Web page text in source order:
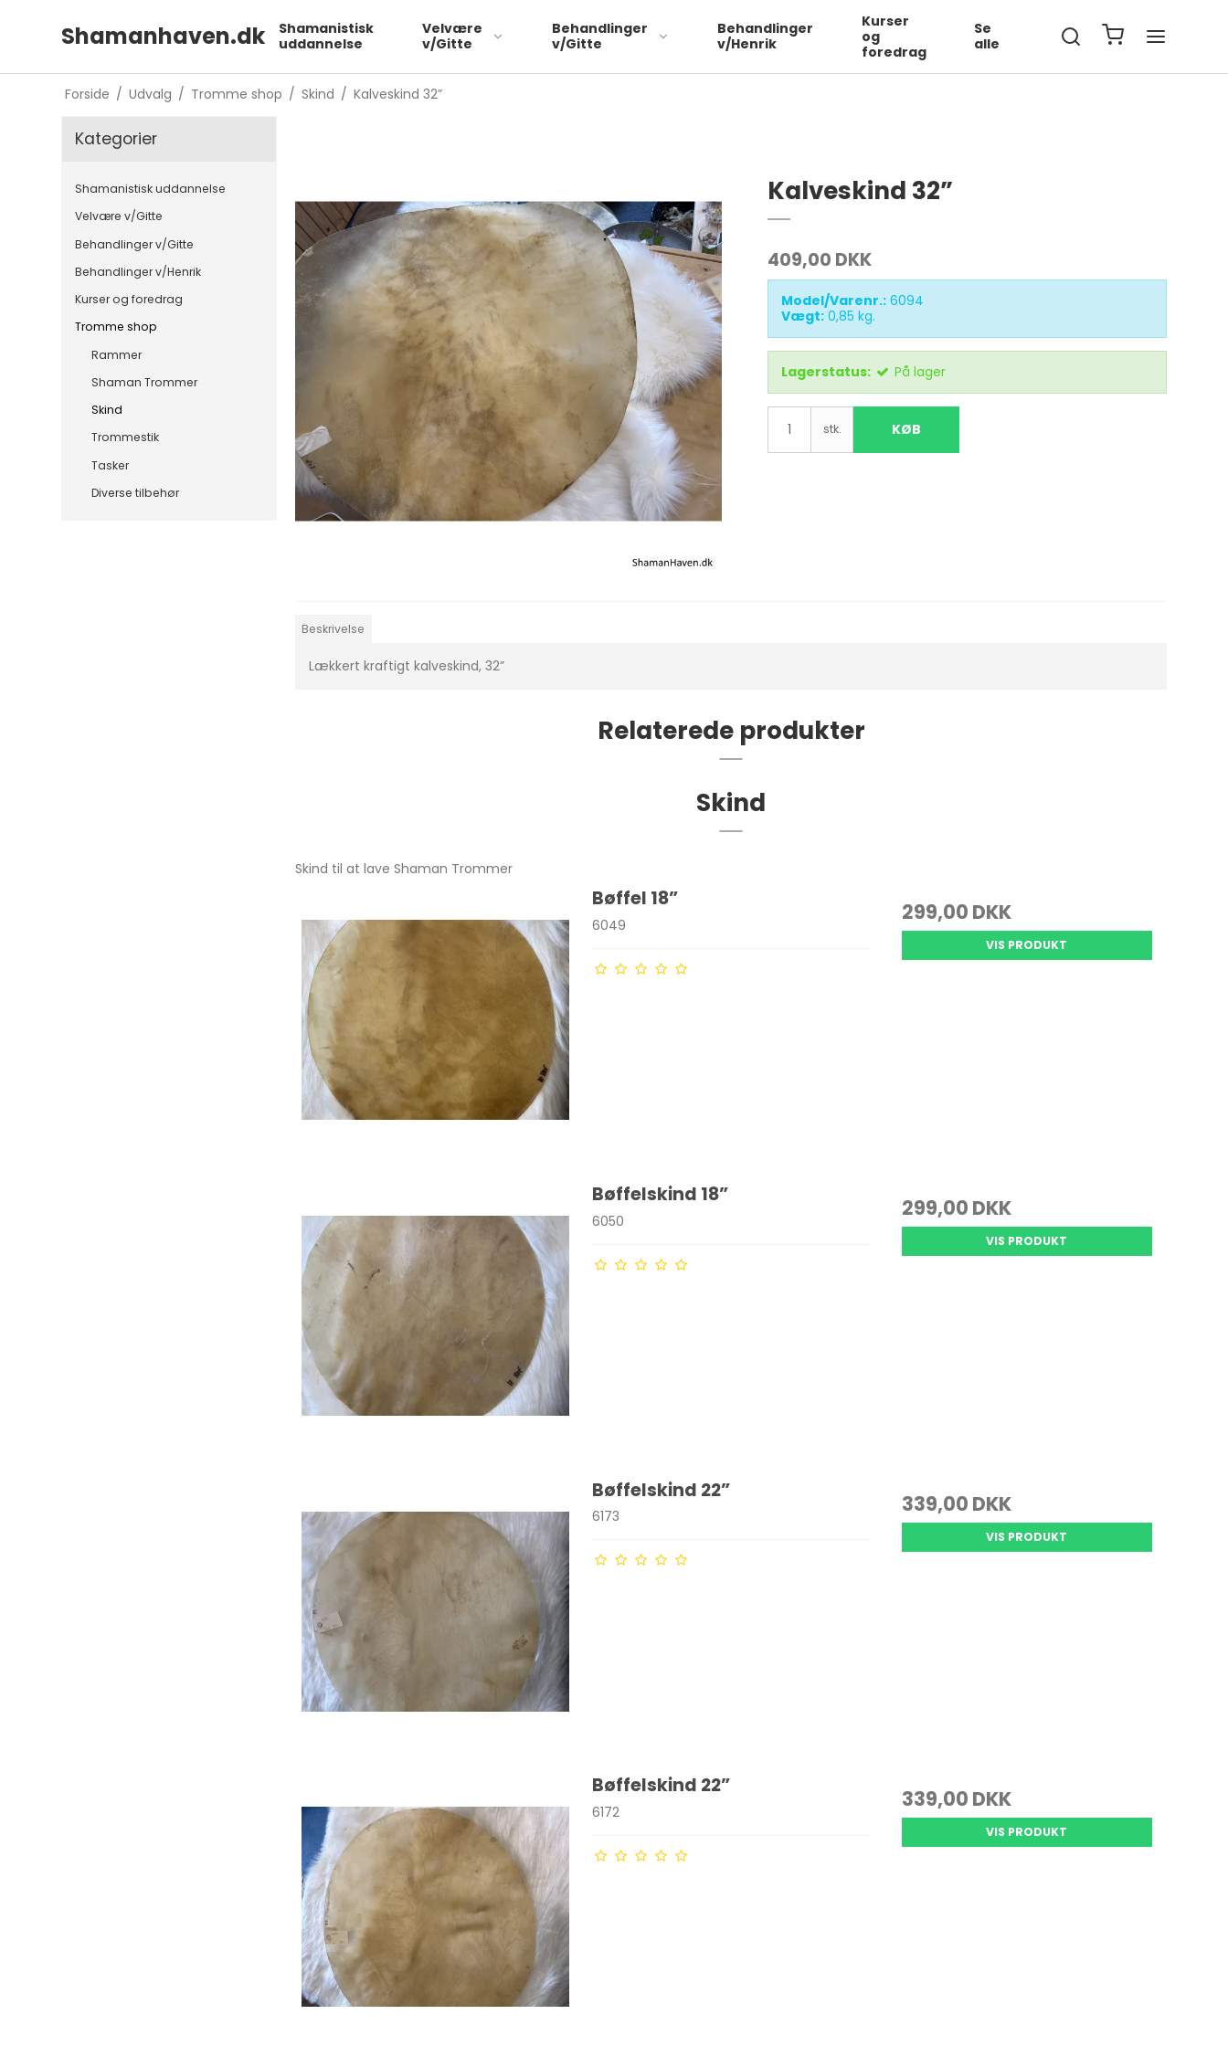
Shamanhaven.dk
Shamanistisk
uddannelse
Velvære
v/Gitte
Behandlinger
v/Gitte
Behandlinger
v/Henrik
Kurser
og
foredrag
Se
alle
Forside / Udvalg / Tromme shop / Skind / Kalveskind 32”
Kategorier
Shamanistisk uddannelse
Velvære v/Gitte
Behandlinger v/Gitte
Behandlinger v/Henrik
Kurser og foredrag
Tromme shop
Rammer
Shaman Trommer
Skind
Trommestik
Tasker
Diverse tilbehør
Kalveskind 32”
409,00 DKK
Model/Varenr.: 6094
Vægt: 0,85 kg.
Lagerstatus: På lager
stk. KØB
Beskrivelse
Lækkert kraftigt kalveskind, 32”
Relaterede produkter
Skind
Skind til at lave Shaman Trommer
Bøffel 18”
6049 299,00 DKK
VIS PRODUKT
Bøffelskind 18”
6050 299,00 DKK
VIS PRODUKT
Bøffelskind 22”
6173 339,00 DKK
VIS PRODUKT
Bøffelskind 22”
6172 339,00 DKK
VIS PRODUKT